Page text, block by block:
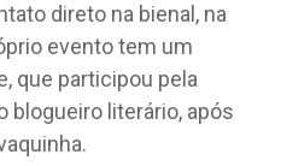
direto na bienal, na
evento tem um
que participou pela
blogueiro literário, após